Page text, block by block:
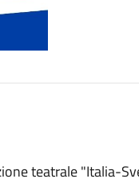
teatrale "Italia-